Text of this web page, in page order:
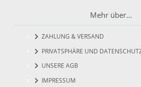
Mehr über...
ZAHLUNG & VERSAND
PRIVATSPHÄRE UND
UNSERE AGB
IMPRESSUM